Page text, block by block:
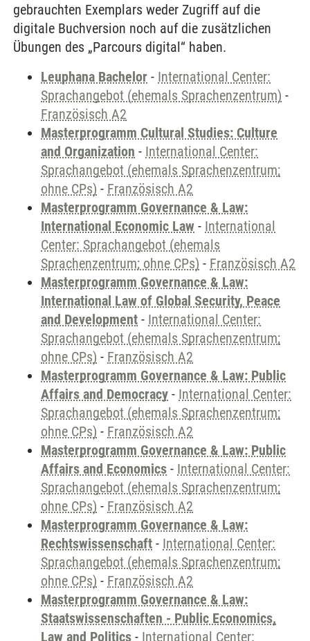
gebrauchten Exemplars weder Zugriff auf die
digitale Buchversion noch auf die zusätzlichen
Übungen des „Parcours digital“ haben.
Leuphana Bachelor - International Center:
Sprachangebot (ehemals Sprachenzentrum) -
Französisch A2
Masterprogramm Cultural Studies: Culture
and Organization - International Center:
Sprachangebot (ehemals Sprachenzentrum;
ohne CPs) - Französisch A2
Masterprogramm Governance & Law:
International Economic Law - International
Center: Sprachangebot (ehemals
Sprachenzentrum; ohne CPs) - Französisch A2
Masterprogramm Governance & Law:
International Law of Global Security, Peace
and Development - International Center:
Sprachangebot (ehemals Sprachenzentrum;
ohne CPs) - Französisch A2
Masterprogramm Governance & Law: Public
Affairs and Democracy - International Center:
Sprachangebot (ehemals Sprachenzentrum;
ohne CPs) - Französisch A2
Masterprogramm Governance & Law: Public
Affairs and Economics - International Center:
Sprachangebot (ehemals Sprachenzentrum;
ohne CPs) - Französisch A2
Masterprogramm Governance & Law:
Rechtswissenschaft - International Center:
Sprachangebot (ehemals Sprachenzentrum;
ohne CPs) - Französisch A2
Masterprogramm Governance & Law:
Staatswissenschaften - Public Economics,
Law and Politics - International Center: